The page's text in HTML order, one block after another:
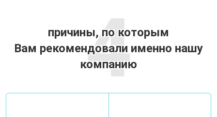
4
причины, по которым
Вам рекомендовали именно нашу
компанию